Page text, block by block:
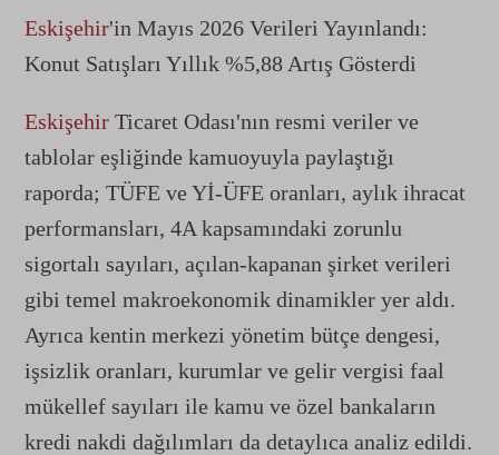
Eskişehir'in Mayıs 2026 Verileri Yayınlandı:
Konut Satışları Yıllık %5,88 Artış Gösterdi
Eskişehir Ticaret Odası'nın resmi veriler ve
tablolar eşliğinde kamuoyuyla paylaştığı
raporda; TÜFE ve Yİ-ÜFE oranları, aylık ihracat
performansları, 4A kapsamındaki zorunlu
sigortalı sayıları, açılan-kapanan şirket verileri
gibi temel makroekonomik dinamikler yer aldı.
Ayrıca kentin merkezi yönetim bütçe dengesi,
işsizlik oranları, kurumlar ve gelir vergisi faal
mükellef sayıları ile kamu ve özel bankaların
kredi nakdi dağılımları da detaylıca analiz edildi.